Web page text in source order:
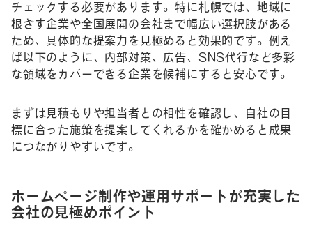
チェックする必要があります。特に札幌では、地域に
根ざす企業や全国展開の会社まで幅広い選択肢がある
ため、具体的な提案力を見極めると効果的です。例え
ば以下のように、内部対策、広告、SNS代行など多彩
な領域をカバーできる企業を候補にすると安心です。
まずは見積もりや担当者との相性を確認し、自社の目
標に合った施策を提案してくれるかを確かめると成果
につながりやすいです。
ホームページ制作や運用サポートが充実した
会社の見極めポイント